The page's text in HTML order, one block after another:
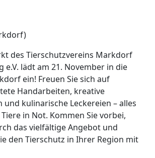
des Tierschutzvereins Markdorf
e.V. lädt am 21. November in die
ein! Freuen Sie sich auf
Handarbeiten, kreative
und kulinarische Leckereien – alles
in Not. Kommen Sie vorbei,
das vielfältige Angebot und
den Tierschutz in Ihrer Region mit